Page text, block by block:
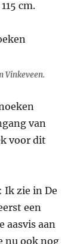
cm.
Vinkeveen.
van
voor dit
Ik zie in De
een
aasvis aan
nu ook nog